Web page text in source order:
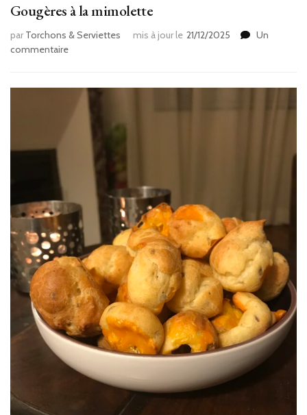
Gougères à la mimolette
par Torchons & Serviettes mis à jour le 21/12/2025
Un
commentairesur
la